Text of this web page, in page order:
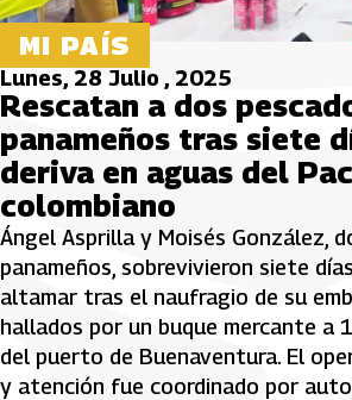
MI PAÍS
Lunes, 28 Julio , 2025
Rescatan a dos
panameños tras siete
deriva en aguas del
colombiano
Ángel Asprilla y Moisés González,
panameños, sobrevivieron siete
altamar tras el naufragio de su
hallados por un buque mercante a
del puerto de Buenaventura. El
y atención fue coordinado por